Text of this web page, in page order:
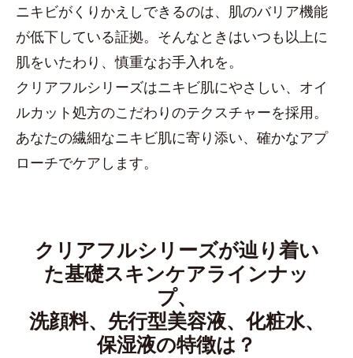
ニキビがくりかえしできるのは、肌のバリア機能
が低下している証拠。そんなときはいつも以上に
肌をいたわり、慎重なお手入れを。
クリアフルシリーズはニキビ肌にやさしい、オイ
ルカット処方のこだわりのテクスチャーを採用。
あなたの繊細なニキビ肌に寄り添い、確かなアプ
ローチでケアします。
クリアフルシリーズが辿り着い
た基礎スキンケアラインナッ
プ、
洗顔料、先行型美容液、化粧水、
保湿液の特徴は？